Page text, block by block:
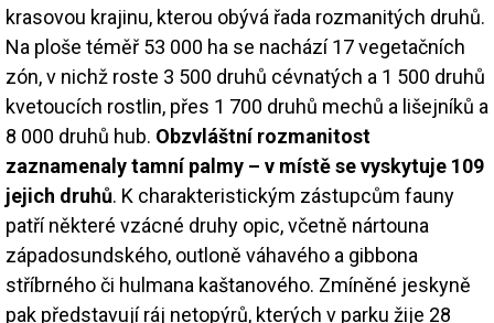
krasovou krajinu, kterou obývá řada rozmanitých druhů.
Na ploše téměř 53 000 ha se nachází 17 vegetačních
zón, v nichž roste 3 500 druhů cévnatých a 1 500 druhů
kvetoucích rostlin, přes 1 700 druhů mechů a lišejníků a
8 000 druhů hub. Obzvláštní rozmanitost
zaznamenaly tamní palmy – v místě se vyskytuje 109
jejich druhů. K charakteristickým zástupcům fauny
patří některé vzácné druhy opic, včetně nártouna
západosundského, outloně váhavého a gibbona
stříbrného či hulmana kaštanového. Zmíněné jeskyně
pak představují ráj netopýrů, kterých v parku žije 28